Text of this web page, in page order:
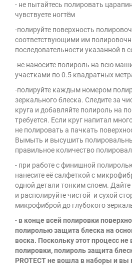
- не пытайтесь полировать
чувствуете ногтём
-полируйте поверхность
соответствующими им
последовательности указанной в
-не наносите полироль на всю
участками по 0.5 квадратных
-полируйте каждым номером
зеркального блеска. Следите за
круга и добавляйте полироль на
требуется. Если круг напитал
не полировать а пачкать
Вымыть и высушить
правильное количество
- при работе с финишной
нанесите её салфеткой с
одной детали тонким слоем. Дайте
и располируйте чистой и сухой
микрофиброй до глубокого
- в конце всей полировки
полиролью защита блеска на
воска. Поскольку этот процесс не
полировки, полироль защита
PROTECT не вошла в наборы и